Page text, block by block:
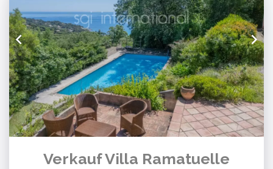
Verkauf Villa Ramatuelle